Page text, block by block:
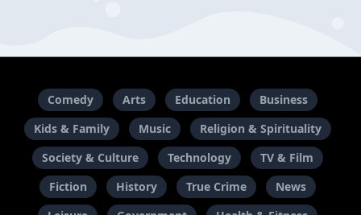
Comedy Arts Education
Business
Kids & Family
Music
Religion & Spirituality
Society & Culture
Technology
TV & Film
Fiction
History True Crime
News